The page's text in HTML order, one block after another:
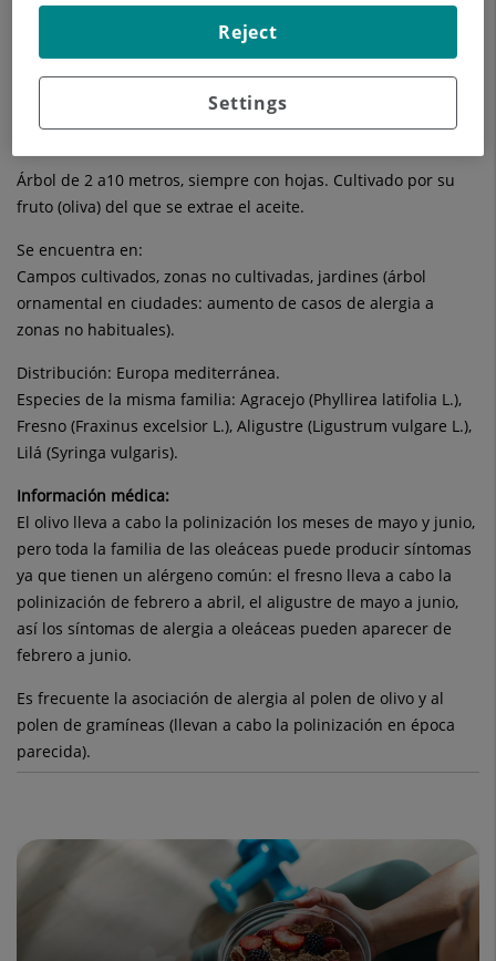
Euskera: gaimelurraitz, olibando.
Gallego: oliveira, zambullo.
¿Cómo distinguirlo?
Árbol de 2 a10 metros, siempre con hojas. Cultivado por su
fruto (oliva) del que se extrae el aceite.
Se encuentra en:
Campos cultivados, zonas no cultivadas, jardines (árbol
ornamental en ciudades: aumento de casos de alergia a
zonas no habituales).
Distribución: Europa mediterránea.
Especies de la misma familia: Agracejo (Phyllirea latifolia L.),
Fresno (Fraxinus excelsior L.), Aligustre (Ligustrum vulgare L.),
Lilá (Syringa vulgaris).
Información médica:
El olivo lleva a cabo la polinización los meses de mayo y junio,
pero toda la familia de las oleáceas puede producir síntomas
ya que tienen un alérgeno común: el fresno lleva a cabo la
polinización de febrero a abril, el aligustre de mayo a junio,
así los síntomas de alergia a oleáceas pueden aparecer de
febrero a junio.
Es frecuente la asociación de alergia al polen de olivo y al
polen de gramíneas (llevan a cabo la polinización en época
parecida).
Settings
Reject